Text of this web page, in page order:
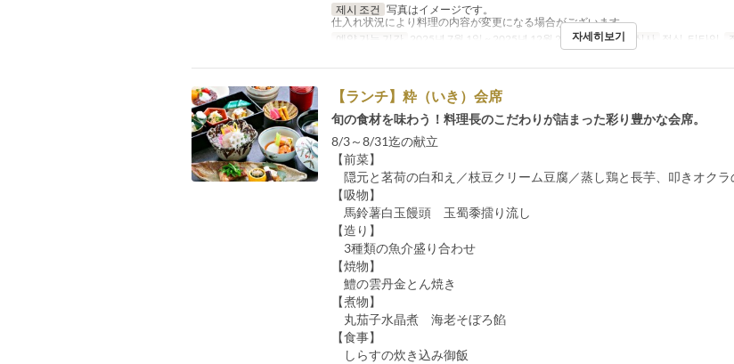
제시 조건 写真はイメージです。
仕入れ状況により料理の内容が変更になる場合がございます。
예약 가능 기간
2025년 7월 1일 ~ 2025년 12월 25일, 1월 5일 ~ 식사 점심, 티타임
자세히보기
【ランチ】粋（いき）会席
旬の食材を味わう！料理長のこだわりが詰まった彩り豊かな会席。
8/3～8/31迄の献立
【前菜】
隠元と茗荷の白和え／枝豆クリーム豆腐／蒸し鶏と長芋、叩きオクラ
【吸物】
馬鈴薯白玉饅頭 玉蜀黍擂り流し
【造り】
3種類の魚介盛り合わせ
【焼物】
鱧の雲丹金とん焼き
【煮物】
丸茄子水晶煮 海老そぼろ餡
【食事】
しらすの炊き込み御飯